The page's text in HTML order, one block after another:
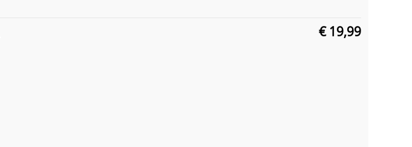
€ 19,99